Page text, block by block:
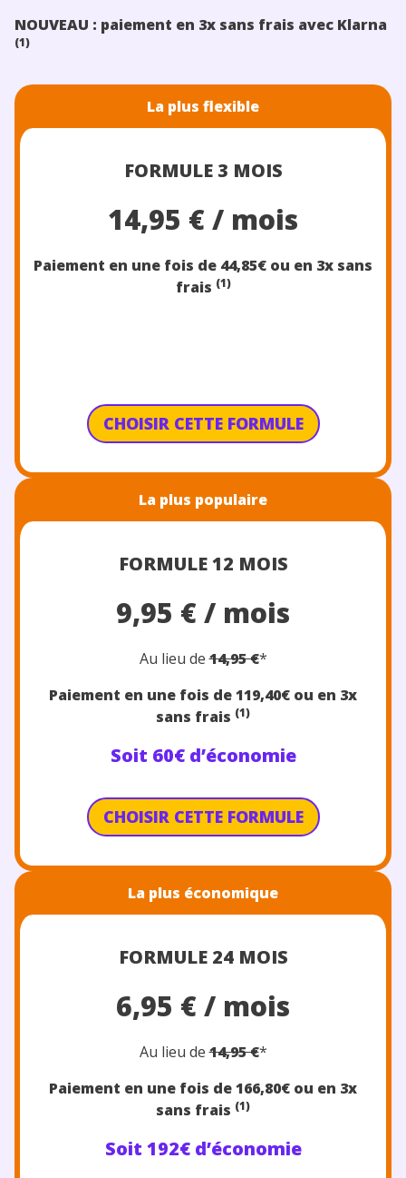
NOUVEAU : paiement en 3x sans frais avec Klarna
(1)
La plus flexible
FORMULE 3 MOIS
14,95 € / mois
Paiement en une fois de 44,85€ ou en 3x sans
frais (1)
CHOISIR CETTE FORMULE
La plus populaire
FORMULE 12 MOIS
9,95 € / mois
Au lieu de14,95 €*
Paiement en une fois de 119,40€ ou en 3x
sans frais (1)
Soit 60€ d’économie
CHOISIR CETTE FORMULE
La plus économique
FORMULE 24 MOIS
6,95 € / mois
Au lieu de14,95 €*
Paiement en une fois de 166,80€ ou en 3x
sans frais (1)
Soit 192€ d’économie